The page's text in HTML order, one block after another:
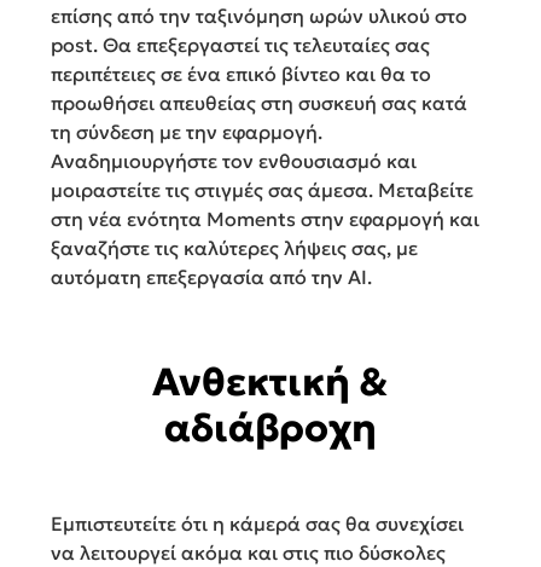
επίσης από την ταξινόμηση ωρών υλικού στο
post. Θα επεξεργαστεί τις τελευταίες σας
περιπέτειες σε ένα επικό βίντεο και θα το
προωθήσει απευθείας στη συσκευή σας κατά
τη σύνδεση με την εφαρμογή.
Αναδημιουργήστε τον ενθουσιασμό και
μοιραστείτε τις στιγμές σας άμεσα. Μεταβείτε
στη νέα ενότητα Moments στην εφαρμογή και
ξαναζήστε τις καλύτερες λήψεις σας, με
αυτόματη επεξεργασία από την AI.
Ανθεκτική &
αδιάβροχη
Εμπιστευτείτε ότι η κάμερά σας θα συνεχίσει
να λειτουργεί ακόμα και στις πιο δύσκολες